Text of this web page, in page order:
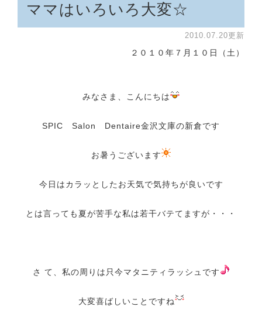
ママはいろいろ大変☆
2010.07.20更新
２０１０年７月１０日（土）
みなさま、こんにちは
SPIC Salon Dentaire金沢文庫の新倉です
お暑うございます
今日はカラッとしたお天気で気持ちが良いです
とは言っても夏が苦手な私は若干バテてますが・・・
さ て、私の周りは只今マタニティラッシュです
大変喜ばしいことですね